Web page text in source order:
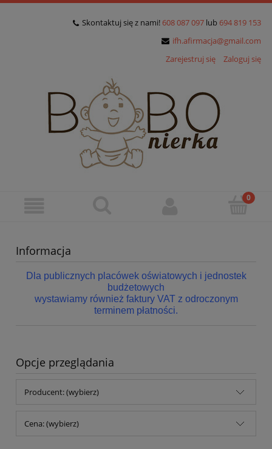
Skontaktuj się z nami! 608 087 097 lub 694 819 153
ifh.afirmacja@gmail.com
Zarejestruj się
Zaloguj się
Informacja
Dla publicznych placówek oświatowych i jednostek
budżetowych
wystawiamy również faktury VAT z odroczonym
terminem płatności.
Opcje przeglądania
Producent: (wybierz)
Cena: (wybierz)